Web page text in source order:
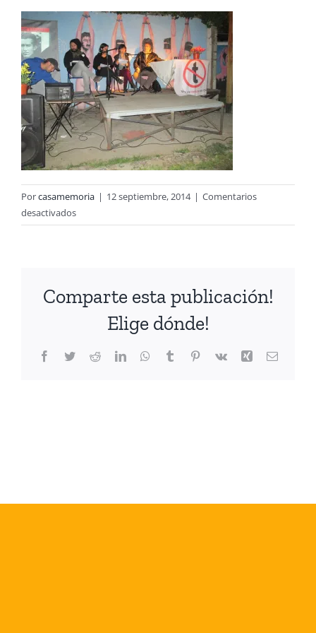
Porcasamemoria | 12 septiembre, 2014 | Comentarios
desactivadosen
Imagen
Comparte esta publicación!
Elige dónde!
Facebook
TwitterRedditLinkedInWhatsApp
TumblrPinterest
Vk Xing Correo